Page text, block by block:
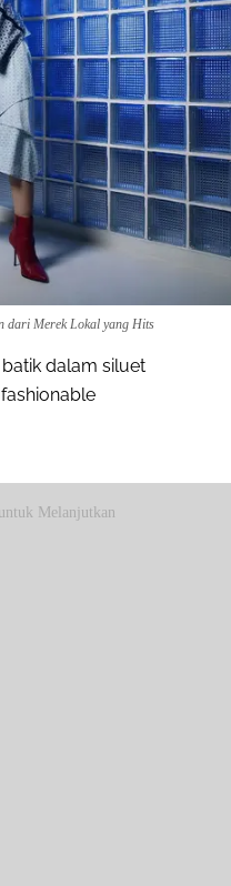
dari Merek Lokal yang Hits
dalam siluet
Melanjutkan